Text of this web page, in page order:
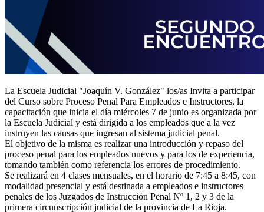
La Escuela Judicial "Joaquín V. González" los/as Invita a participar
del Curso sobre Proceso Penal Para Empleados e Instructores, la
capacitación que inicia el día miércoles 7 de junio es organizada por
la Escuela Judicial y está dirigida a los empleados que a la vez
instruyen las causas que ingresan al sistema judicial penal.
El objetivo de la misma es realizar una introducción y repaso del
proceso penal para los empleados nuevos y para los de experiencia,
tomando también como referencia los errores de procedimiento.
Se realizará en 4 clases mensuales, en el horario de 7:45 a 8:45, con
modalidad presencial y está destinada a empleados e instructores
penales de los Juzgados de Instrucción Penal Nº 1, 2 y 3 de la
primera circunscripción judicial de la provincia de La Rioja.